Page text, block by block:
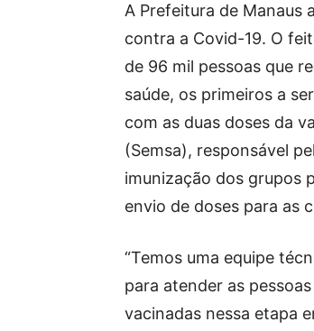
A Prefeitura de Manaus
contra a Covid-19. O
de 96 mil pessoas que
saúde, os primeiros a
com as duas doses da
(Semsa), responsável
imunização dos grupos
envio de doses para as
“Temos uma equipe
para atender as
vacinadas nessa etapa